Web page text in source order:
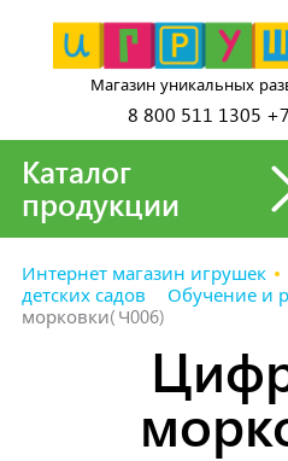
Магазин уникальных
8 800 511 1305
Каталог
продукции
Интернет магазин игрушек
детских садов
Обучение и
морковки(Ч006)